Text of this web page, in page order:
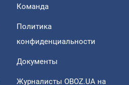
Команда
Политика
конфиденциальности
Документы
Журналисты OBOZ.UA на